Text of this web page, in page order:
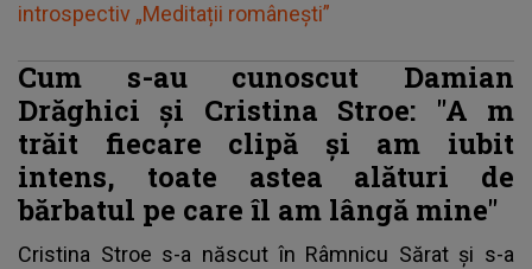
introspectiv „Meditații românești”
Cum s-au cunoscut Damian
Drăghici și Cristina Stroe: "A m
trăit fiecare clipă și am iubit
intens, toate astea alături de
bărbatul pe care îl am lângă mine"
Cristina Stroe s-a născut în Râmnicu Sărat și s-a